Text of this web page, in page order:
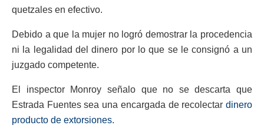
quetzales en efectivo.
Debido a que la mujer no logró demostrar la procedencia
ni la legalidad del dinero por lo que se le consignó a un
juzgado competente.
El inspector Monroy señalo que no se descarta que
Estrada Fuentes sea una encargada de recolectar dinero
producto de extorsiones.